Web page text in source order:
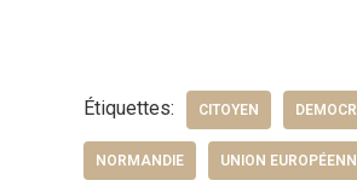
Étiquettes: CITOYEN
NORMANDIE UNION